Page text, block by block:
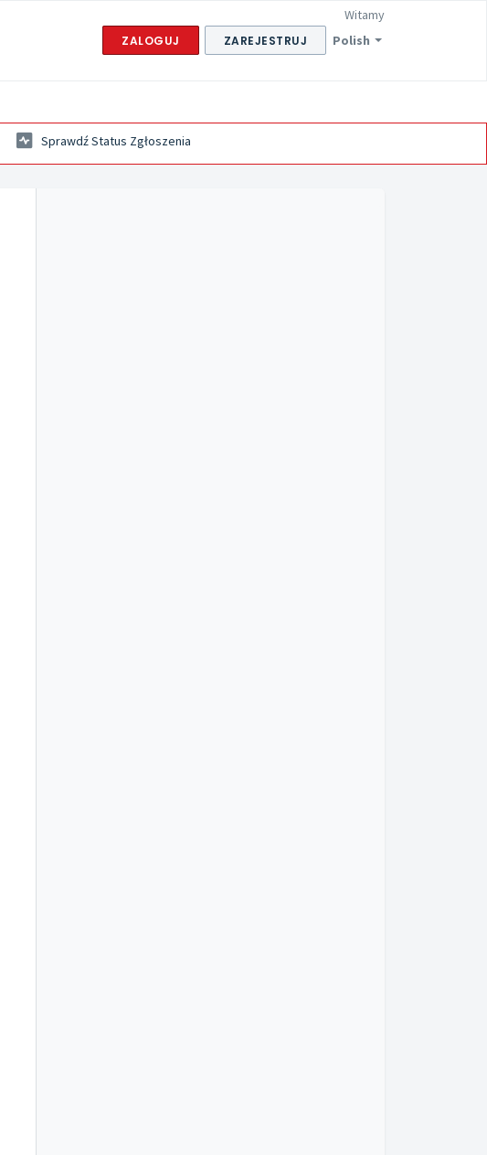
Polish
Witamy
ZALOGUJ ZAREJESTRUJ
Sprawdź Status Zgłoszenia